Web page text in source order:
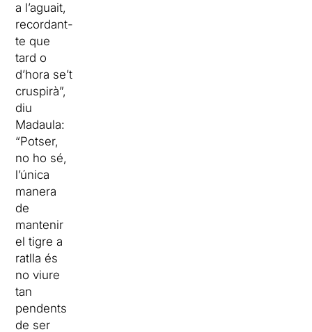
a l’aguait,
recordant-
te que
tard o
d’hora se’t
cruspirà”,
diu
Madaula:
“Potser,
no ho sé,
l’única
manera
de
mantenir
el tigre a
ratlla és
no viure
tan
pendents
de ser